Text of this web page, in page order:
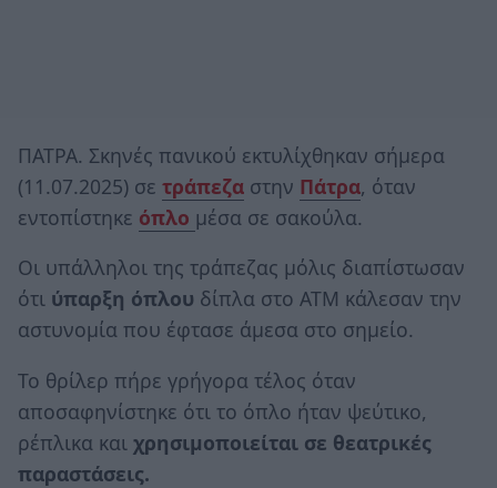
ΠΑΤΡΑ. Σκηνές πανικού εκτυλίχθηκαν σήμερα
(11.07.2025) σε τράπεζα στην Πάτρα, όταν
εντοπίστηκε όπλο μέσα σε σακούλα.
Οι υπάλληλοι της τράπεζας μόλις διαπίστωσαν
ότι ύπαρξη όπλου δίπλα στο ΑΤΜ κάλεσαν την
αστυνομία που έφτασε άμεσα στο σημείο.
Το θρίλερ πήρε γρήγορα τέλος όταν
αποσαφηνίστηκε ότι το όπλο ήταν ψεύτικο,
ρέπλικα και χρησιμοποιείται σε θεατρικές
παραστάσεις.